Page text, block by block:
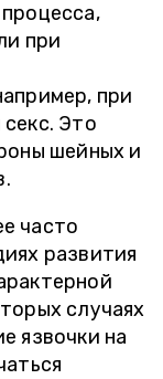
при
при
Это
шейных и
часто
развития
случаях
язвочки на